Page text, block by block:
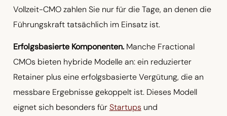
Vollzeit-CMO zahlen Sie nur für die Tage, an denen die
Führungskraft tatsächlich im Einsatz ist.
Erfolgsbasierte Komponenten.Manche Fractional
CMOs bieten hybride Modelle an: ein reduzierter
Retainer plus eine erfolgsbasierte Vergütung, die an
messbare Ergebnisse gekoppelt ist. Dieses Modell
eignet sich besonders fürStartups und